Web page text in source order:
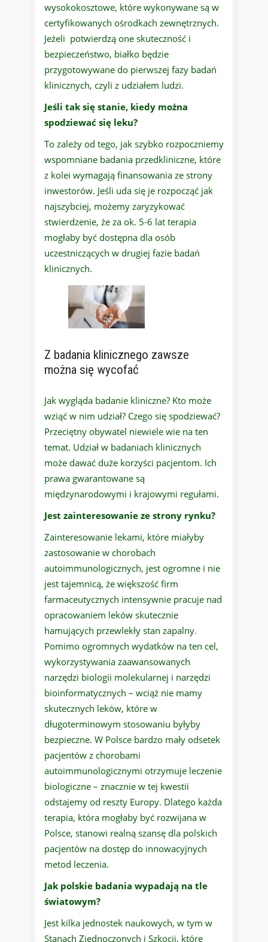
wysokokosztowe, które wykonywane są w
certyfikowanych ośrodkach zewnętrznych.
Jeżeli potwierdzą one skuteczność i
bezpieczeństwo, białko będzie
przygotowywane do pierwszej fazy badań
klinicznych, czyli z udziałem ludzi.
Jeśli tak się stanie, kiedy można
spodziewać się leku?
To zależy od tego, jak szybko rozpoczniemy
wspomniane badania przedkliniczne, które
z kolei wymagają finansowania ze strony
inwestorów. Jeśli uda się je rozpocząć jak
najszybciej, możemy zaryzykować
stwierdzenie, że za ok. 5-6 lat terapia
mogłaby być dostępna dla osób
uczestniczących w drugiej fazie badań
klinicznych.
Z badania klinicznego zawsze
można się wycofać
Jak wygląda badanie kliniczne? Kto może
wziąć w nim udział? Czego się spodziewać?
Przeciętny obywatel niewiele wie na ten
temat. Udział w badaniach klinicznych
może dawać duże korzyści pacjentom. Ich
prawa gwarantowane są
międzynarodowymi i krajowymi regułami.
Jest zainteresowanie ze strony rynku?
Zainteresowanie lekami, które miałyby
zastosowanie w chorobach
autoimmunologicznych, jest ogromne i nie
jest tajemnicą, że większość firm
farmaceutycznych intensywnie pracuje nad
opracowaniem leków skutecznie
hamujących przewlekły stan zapalny.
Pomimo ogromnych wydatków na ten cel,
wykorzystywania zaawansowanych
narzędzi biologii molekularnej i narzędzi
bioinformatycznych – wciąż nie mamy
skutecznych leków, które w
długoterminowym stosowaniu byłyby
bezpieczne. W Polsce bardzo mały odsetek
pacjentów z chorobami
autoimmunologicznymi otrzymuje leczenie
biologiczne – znacznie w tej kwestii
odstajemy od reszty Europy. Dlatego każda
terapia, która mogłaby być rozwijana w
Polsce, stanowi realną szansę dla polskich
pacjentów na dostęp do innowacyjnych
metod leczenia.
Jak polskie badania wypadają na tle
światowym?
Jest kilka jednostek naukowych, w tym w
Stanach Zjednoczonych i Szkocji, które